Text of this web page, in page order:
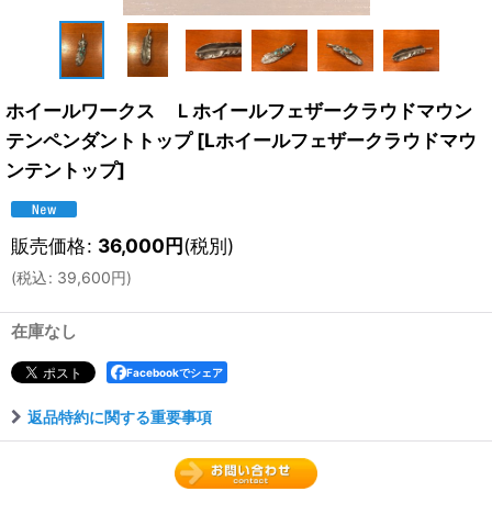
ホイールワークス Ｌホイールフェザークラウドマウン
テンペンダントトップ [Lホイールフェザークラウドマウ
ンテントップ]
販売価格: 36,000円(税別)
(税込: 39,600円)
在庫なし
Facebookでシェア
返品特約に関する重要事項